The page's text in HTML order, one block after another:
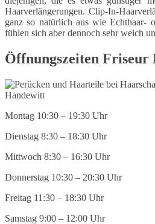
Haarverlängerungen. Clip-In-
ganz so natürlich aus wie Echthaar-
fühlen sich aber dennoch sehr weich
Öffnungszeiten Friseur
Montag 10:30 – 19:30 Uhr
Dienstag 8:30 – 18:30 Uhr
Mittwoch 8:30 – 16:30 Uhr
Donnerstag 10:30 – 20:30 Uhr
Freitag 11:30 – 18:30 Uhr
Samstag 9:00 – 12:00 Uhr